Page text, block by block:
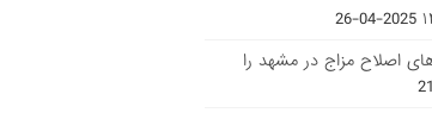
2025-04-26
اصلاح مزاج در مشهد را